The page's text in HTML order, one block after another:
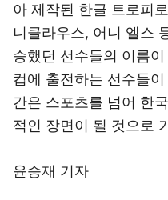
아 제작된 한글 트로피
니클라우스, 어니 엘스
승했던 선수들의 이름
컵에 출전하는 선수들
간은 스포츠를 넘어 한
적인 장면이 될 것으로
윤승재 기자